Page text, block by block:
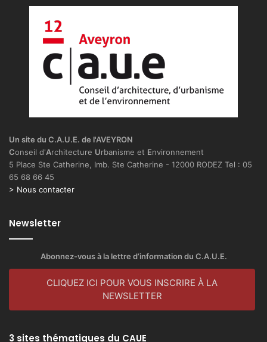
4
0
–
E
6
Un site du C.A.U.E. de l'AVEYRON
Conseil d'Architecture Urbanisme et Environnement
5 Place Ste Catherine, Imb. Ste Catherine - 12000 RODEZ Tel : 05
65 68 66 45
> Nous contacter
Newsletter
Abonnez-vous à la lettre d’information du C.A.U.E.
CLIQUEZ ICI POUR VOUS INSCRIRE À LA
NEWSLETTER
3 sites thématiques du CAUE